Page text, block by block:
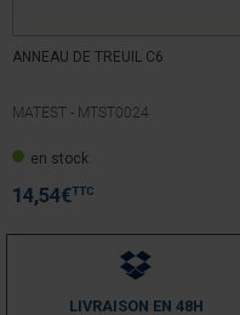
ANNEAU DE TREUIL C6
MATEST - MTST0024
en stock
14,54€TTC
LIVRAISON EN 48H